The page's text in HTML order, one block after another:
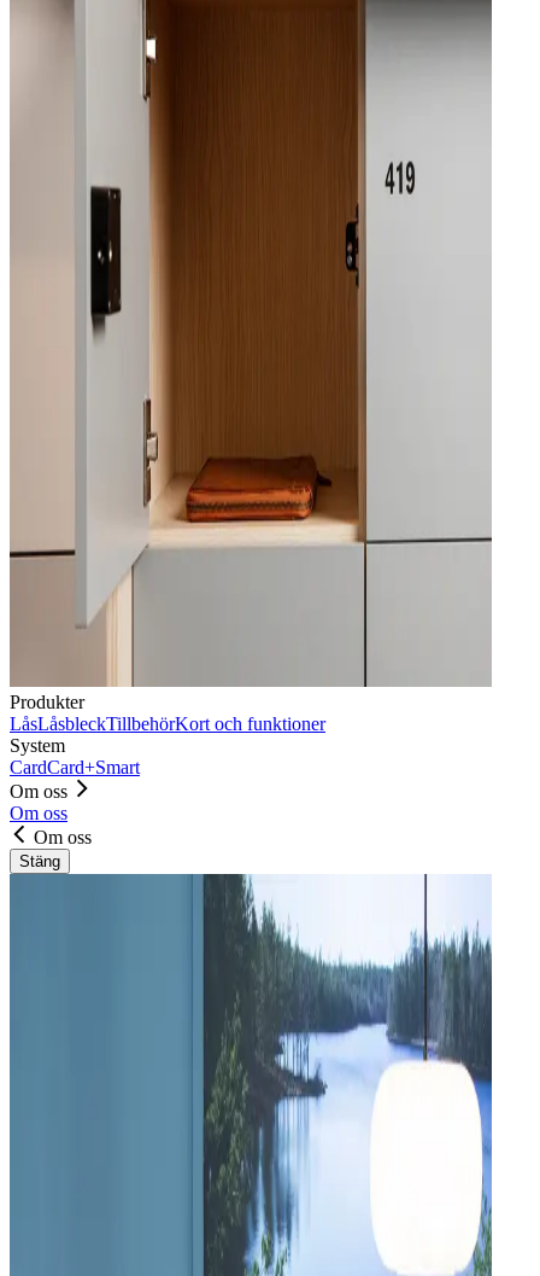
Produkter
LåsLåsbleckTillbehörKort och funktioner
System
CardCard+Smart
Om oss
Om oss
Om oss
Stäng